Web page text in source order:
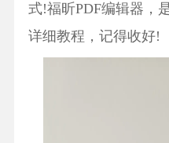
式!福昕PDF编辑器，
详细教程，记得收好!